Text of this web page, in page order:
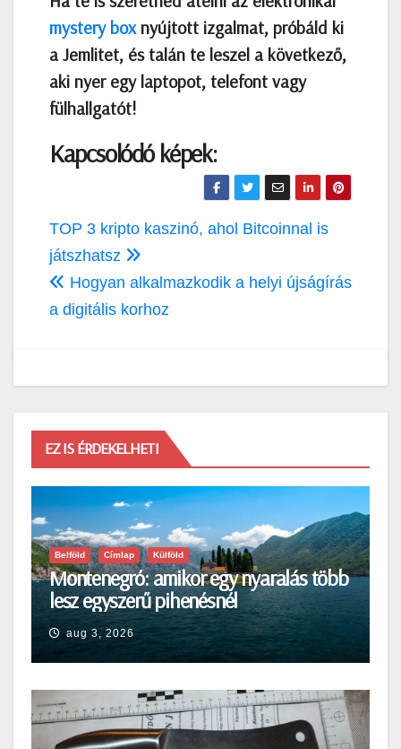
mystery boxnyújtott izgalmat, próbáld ki
a Jemlitet, és talán te leszel a következő,
aki nyer egy laptopot, telefont vagy
fülhallgatót!
Kapcsolódó képek:
Bejegyzés
navigáció
TOP 3 kripto kaszinó, ahol Bitcoinnal is
játszhatsz
Hogyan alkalmazkodik a helyi újságírás
a digitális korhoz
EZ IS ÉRDEKELHETI
Belföld Címlap Külföld
Montenegró: amikor egy nyaralás több
lesz egyszerű pihenésnél
aug 3, 2026